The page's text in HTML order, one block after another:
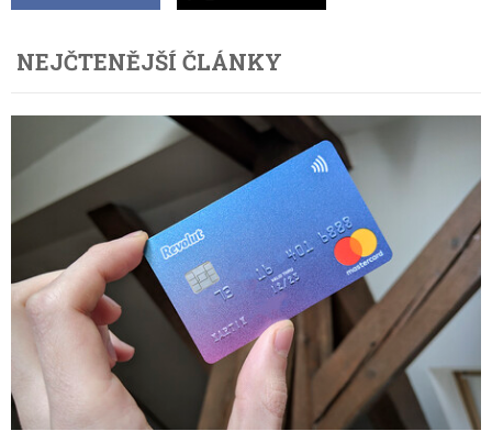
NEJČTENĚJŠÍ ČLÁNKY